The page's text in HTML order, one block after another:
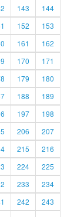
143
144
152
153
161
162
170
171
179
180
188
189
197
198
206
207
215
216
224
225
233
234
242
243